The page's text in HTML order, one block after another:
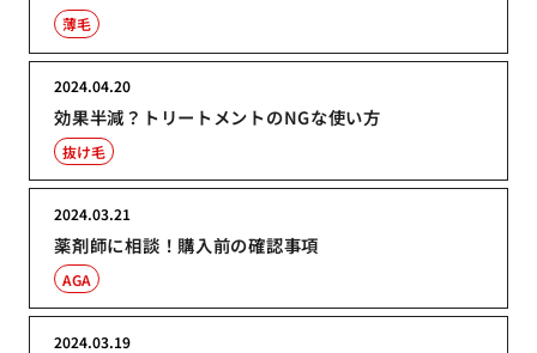
薄毛
効果半減？トリートメントのNGな使い方
2024.04.20
抜け毛
薬剤師に相談！購入前の確認事項
2024.03.21
AGA
2024.03.19